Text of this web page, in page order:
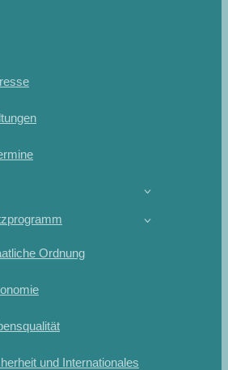
Ordnung
und Internationales